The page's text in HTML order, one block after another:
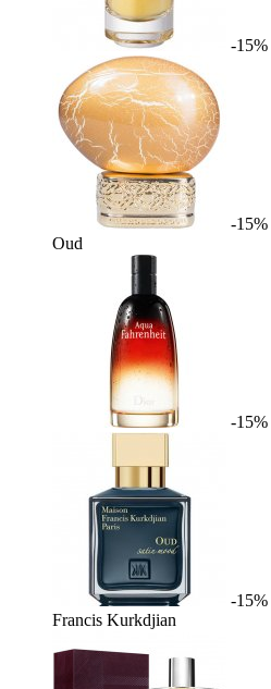
-15%
-15%
Oud
-15%
-15%
Francis Kurkdjian